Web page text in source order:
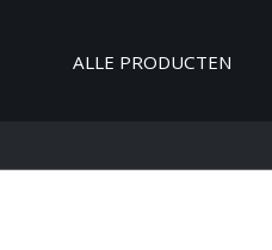
ALLE PRODUCTEN